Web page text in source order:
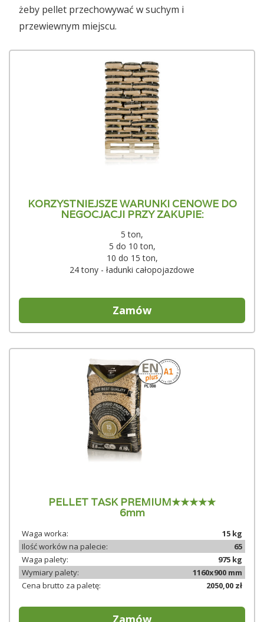
żeby pellet przechowywać w suchym i
przewiewnym miejscu.
KORZYSTNIEJSZE WARUNKI CENOWE DO
NEGOCJACJI PRZY ZAKUPIE:
5 ton,
5 do 10 ton,
10 do 15 ton,
24 tony - ładunki całopojazdowe
Zamów
PELLET TASK PREMIUM★★★★★
6mm
Waga worka:
15 kg
Ilość worków na palecie:
65
Waga palety:
975 kg
Wymiary palety:
1160x900 mm
Cena brutto za paletę:
2050,00 zł
Zamów